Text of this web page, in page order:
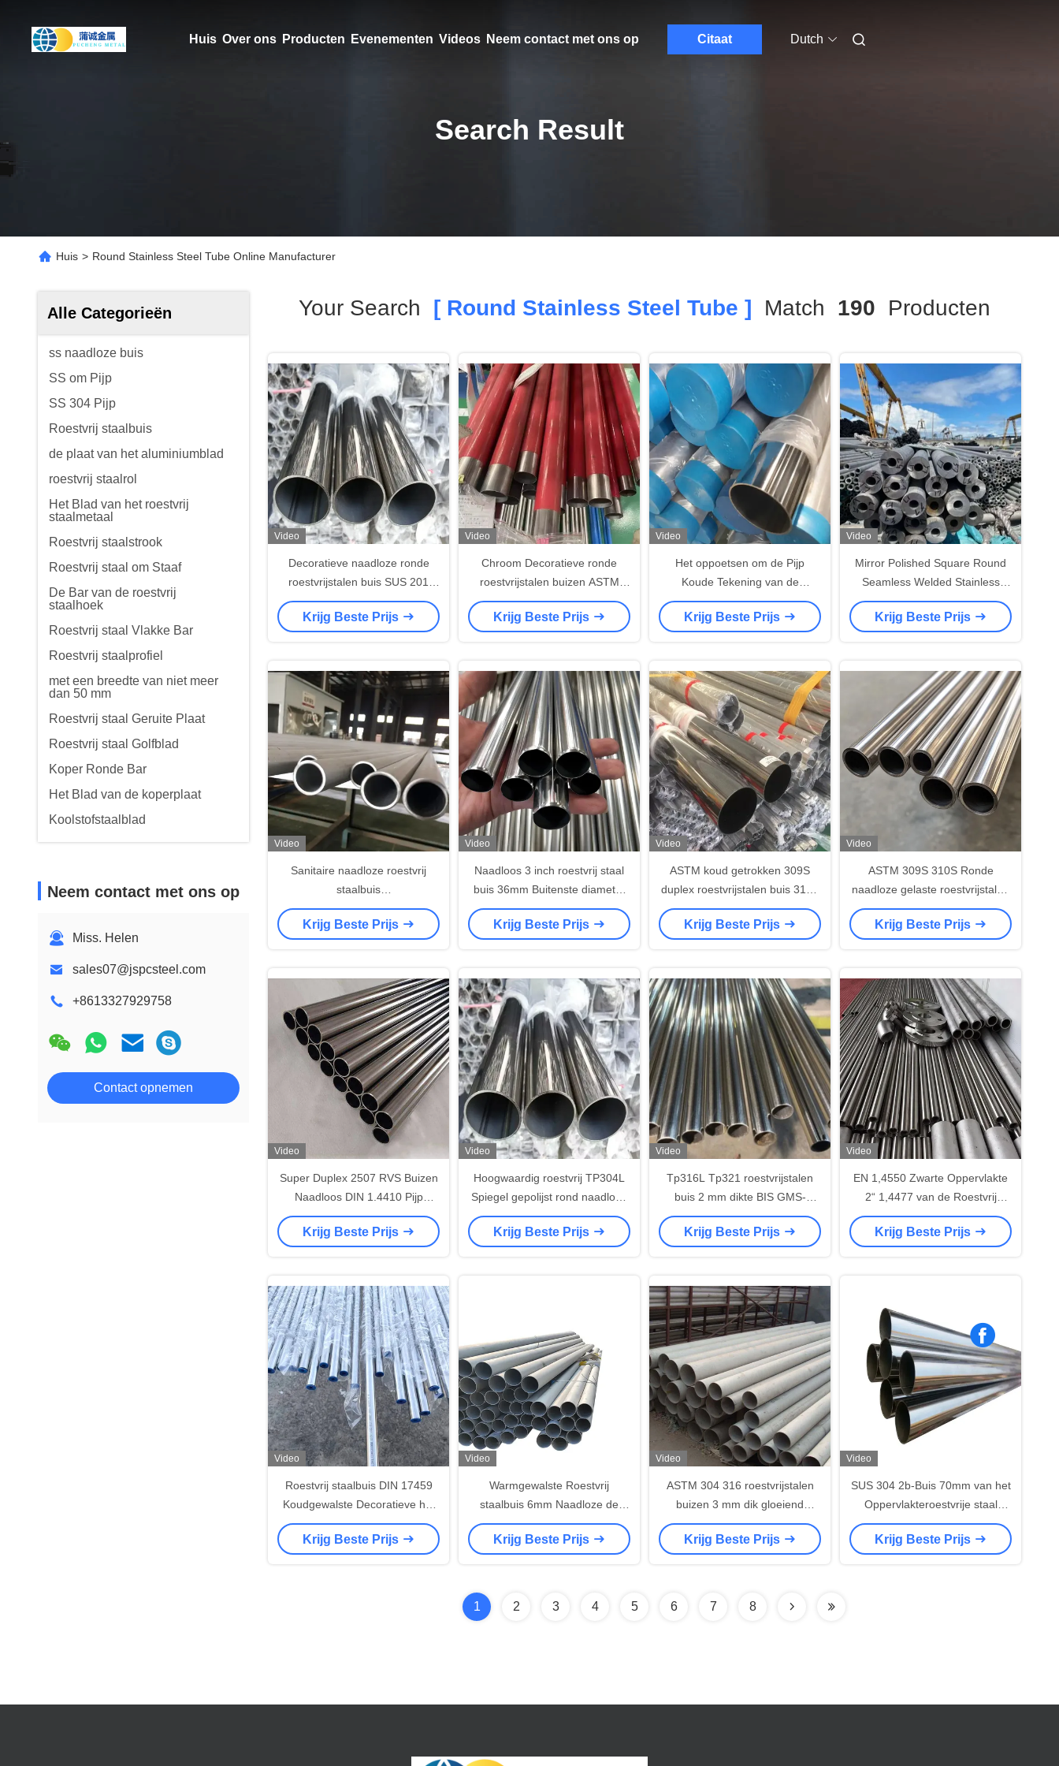
Huis Over ons Producten Evenementen Videos Neem contact met ons op Citaat Dutch
Search Result
Huis > Round Stainless Steel Tube Online Manufacturer
Alle Categorieën
ss naadloze buis
SS om Pijp
SS 304 Pijp
Roestvrij staalbuis
de plaat van het aluminiumblad
roestvrij staalrol
Het Blad van het roestvrij
staalmetaal
Roestvrij staalstrook
Roestvrij staal om Staaf
De Bar van de roestvrij
staalhoek
Roestvrij staal Vlakke Bar
Roestvrij staalprofiel
met een breedte van niet meer
dan 50 mm
Roestvrij staal Geruite Plaat
Roestvrij staal Golfblad
Koper Ronde Bar
Het Blad van de koperplaat
Koolstofstaalblad
Neem contact met ons op
Miss. Helen
sales07@jspcsteel.com
+8613327929758
Contact opnemen
Your Search [ Round Stainless Steel Tube ] Match 190 Producten
Video
Decoratieve naadloze ronde
roestvrijstalen buis SUS 201
SUS304L SUS316 SUS316L 12
mm
Krijg Beste Prijs
Video
Chroom Decoratieve ronde
roestvrijstalen buizen ASTM
A270 A554 20mm 30mm Dia
Krijg Beste Prijs
Video
Het oppoetsen om de Pijp
Koude Tekening van de
Roestvrij staalbuis 2500mm
Ss201/301
Krijg Beste Prijs
Video
Mirror Polished Square Round
Seamless Welded Stainless
Steel Tube 309S 430 904L
Krijg Beste Prijs
Video
Sanitaire naadloze roestvrij
staalbuis
304,304L,316,316L,309S,310S
Pipe Ronde gesweisde buizen
Krijg Beste Prijs
Video
Naadloos 3 inch roestvrij staal
buis 36mm Buitenste diameter
gepolijst decoratief
Krijg Beste Prijs
Video
ASTM koud getrokken 309S
duplex roestvrijstalen buis 310S
304 316L 316Ti Ronde vorm
Helder oppervlak DN50 Sch20s
Krijg Beste Prijs
Video
ASTM 309S 310S Ronde
naadloze gelaste roestvrijstalen
buis Spiegel Afwerking Gepolijst
Krijg Beste Prijs
Video
Super Duplex 2507 RVS Buizen
Naadloos DIN 1.4410 Pijp
Gepolijst Koudgewalst
Krijg Beste Prijs
Video
Hoogwaardig roestvrij TP304L
Spiegel gepolijst rond naadloos
316L roestvrijstalen buis
voedselkwaliteit hol 06cr18ni10
Krijg Beste Prijs
Video
Tp316L Tp321 roestvrijstalen
buis 2 mm dikte BIS GMS-
certificaten
Krijg Beste Prijs
Video
EN 1,4550 Zwarte Oppervlakte
2“ 1,4477 van de Roestvrij
staalbuis Diameter 6“ 8“ 20“
Krijg Beste Prijs
Video
Roestvrij staalbuis DIN 17459
Koudgewalste Decoratieve het
Roestvrije staalpijp van SUS317
SUS317L
Krijg Beste Prijs
Video
Warmgewalste Roestvrij
staalbuis 6mm Naadloze de
Dikte van 309S 310S Sch40
Krijg Beste Prijs
Video
ASTM 304 316 roestvrijstalen
buizen 3 mm dik gloeiend
bouwmateriaal
Krijg Beste Prijs
Video
SUS 304 2b-Buis 70mm van het
Oppervlakteroestvrije staal
Diameter het Heldere
Oppoetsen
Krijg Beste Prijs
1 2 3 4 5 6 7 8